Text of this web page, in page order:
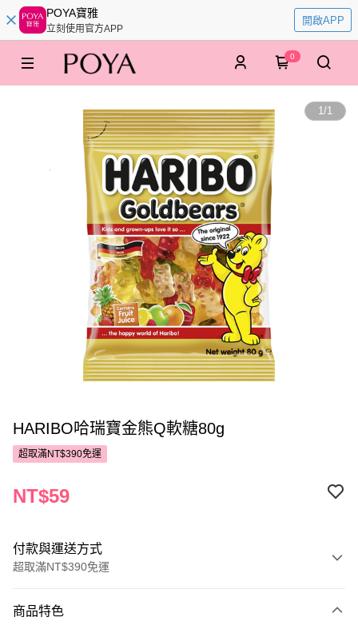
POYA寶雅
立刻使用官方APP
開啟APP
0
1/1
HARIBO哈瑞寶金熊Q軟糖80g
超取滿NT$390免運
NT$59
付款與運送方式
超取滿NT$390免運
POYA支付
商品特色